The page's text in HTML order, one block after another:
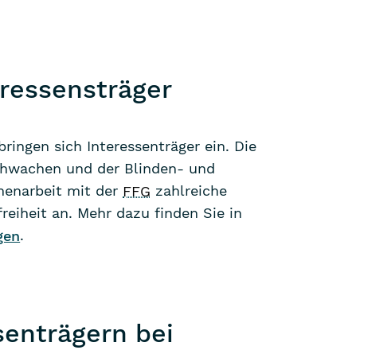
sich Interessenträger ein. Die
und der Blinden- und
mit der FFG zahlreiche
an. Mehr dazu finden Sie in
.
bei